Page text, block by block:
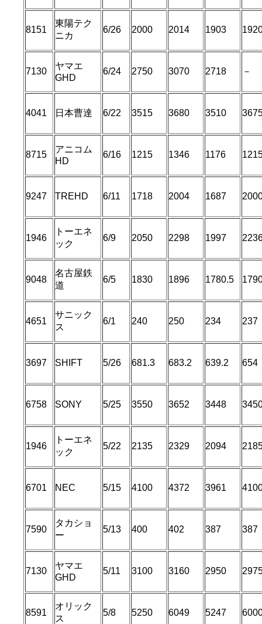
8151
東陽テク
ニカ
6/26 2000 2014 1903
7130
ヤマエ
GHD
6/24 2750 3070 2718 －
4041 日本曹達 6/22 3515 3680 3510
8715
アニコム
HD
6/16 1215 1346 1176
9247 TREHD 6/11 1718 2004 1687
1946
トーエネ
ック
6/9 2050 2298 1997
9048
名古屋鉄
道
6/5 1830 1896 1780.5
4651
サニック
ス
6/1 240 250 234 237
3697 SHIFT 5/26 681.3 683.2 639.2 654
6758 SONY 5/25 3550 3652 3448
1946
トーエネ
ック
5/22 2135 2329 2094
6701 NEC 5/15 4100 4372 3961
7590
タカショ
ー
5/13 400 402 387 387
7130
ヤマエ
GHD
5/11 3100 3160 2950
8591
オリック
ス
5/8 5250 6049 5247